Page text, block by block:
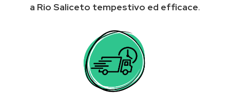
a Rio Saliceto tempestivo ed efficace.